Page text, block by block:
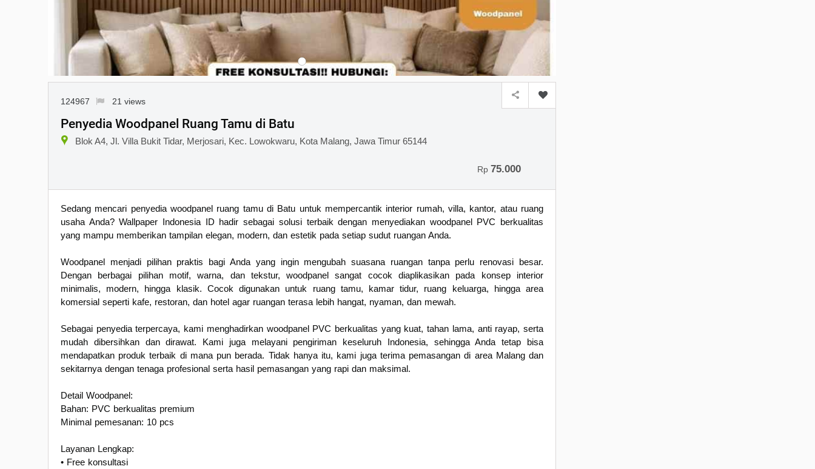
124967 21 views
Penyedia Woodpanel Ruang Tamu di Batu
Blok A4, Jl. Villa Bukit Tidar, Merjosari, Kec. Lowokwaru, Kota Malang, Jawa Timur 65144
Rp 75.000
Sedang mencari penyedia woodpanel ruang tamu di Batu untuk mempercantik interior rumah, villa, kantor, atau ruang
usaha Anda? Wallpaper Indonesia ID hadir sebagai solusi terbaik dengan menyediakan woodpanel PVC berkualitas
yang mampu memberikan tampilan elegan, modern, dan estetik pada setiap sudut ruangan Anda.
Woodpanel menjadi pilihan praktis bagi Anda yang ingin mengubah suasana ruangan tanpa perlu renovasi besar.
Dengan berbagai pilihan motif, warna, dan tekstur, woodpanel sangat cocok diaplikasikan pada konsep interior
minimalis, modern, hingga klasik. Cocok digunakan untuk ruang tamu, kamar tidur, ruang keluarga, hingga area
komersial seperti kafe, restoran, dan hotel agar ruangan terasa lebih hangat, nyaman, dan mewah.
Sebagai penyedia terpercaya, kami menghadirkan woodpanel PVC berkualitas yang kuat, tahan lama, anti rayap, serta
mudah dibersihkan dan dirawat. Kami juga melayani pengiriman keseluruh Indonesia, sehingga Anda tetap bisa
mendapatkan produk terbaik di mana pun berada. Tidak hanya itu, kami juga terima pemasangan di area Malang dan
sekitarnya dengan tenaga profesional serta hasil pemasangan yang rapi dan maksimal.
Detail Woodpanel:
Bahan: PVC berkualitas premium
Minimal pemesanan: 10 pcs
Layanan Lengkap:
• Free konsultasi